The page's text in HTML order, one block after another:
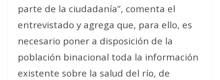
parte de la ciudadanía”, comenta el
entrevistado y agrega que, para ello, es
necesario poner a disposición de la
población binacional toda la información
existente sobre la salud del río, de